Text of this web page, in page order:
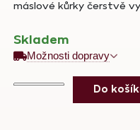
máslové kůrky čerstvě
Skladem
Možnosti dopravy
Vonná
Do